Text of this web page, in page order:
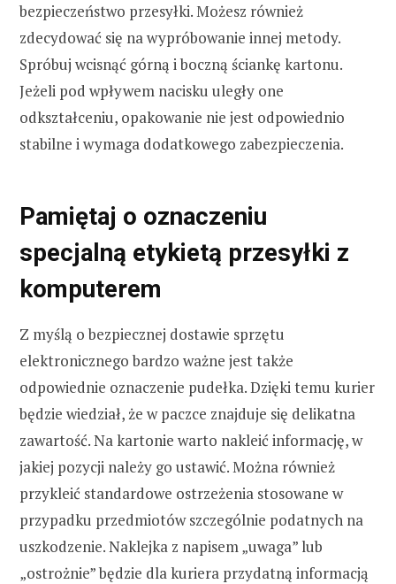
bezpieczeństwo przesyłki. Możesz również
zdecydować się na wypróbowanie innej metody.
Spróbuj wcisnąć górną i boczną ściankę kartonu.
Jeżeli pod wpływem nacisku uległy one
odkształceniu, opakowanie nie jest odpowiednio
stabilne i wymaga dodatkowego zabezpieczenia.
Pamiętaj o oznaczeniu
specjalną etykietą przesyłki z
komputerem
Z myślą o bezpiecznej dostawie sprzętu
elektronicznego bardzo ważne jest także
odpowiednie oznaczenie pudełka. Dzięki temu kurier
będzie wiedział, że w paczce znajduje się delikatna
zawartość. Na kartonie warto nakleić informację, w
jakiej pozycji należy go ustawić. Można również
przykleić standardowe ostrzeżenia stosowane w
przypadku przedmiotów szczególnie podatnych na
uszkodzenie. Naklejka z napisem „uwaga” lub
„ostrożnie” będzie dla kuriera przydatną informacją